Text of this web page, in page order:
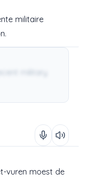
militaire
vuren moest de